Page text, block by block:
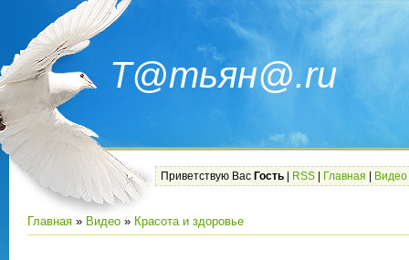
Т@тьян@.ru
Приветствую Вас Гость RSS Главная Видео
Главная » Видео » Красота и здоровье